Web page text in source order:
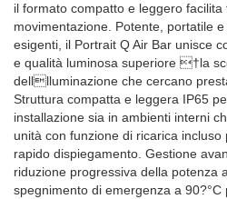
il formato compatto e leggero
movimentazione. Potente, portatile
esigenti, il Portrait Q Air Bar unisce
e qualità luminosa superiore †la
dell⁩lluminazione che cercano
Struttura compatta e leggera IP65
installazione sia in ambienti interni
unità con funzione di ricarica
rapido dispiegamento. Gestione
riduzione progressiva della potenza
spegnimento di emergenza a